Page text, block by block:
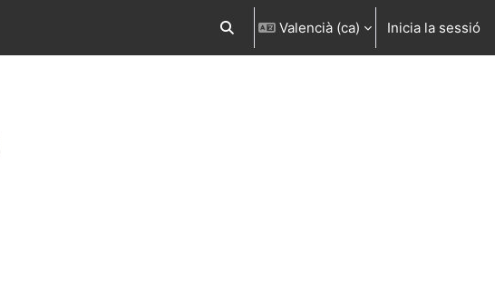
Commuta l'entrada de la cerca
Valencià ‎(ca)‎ Inicia la sessió